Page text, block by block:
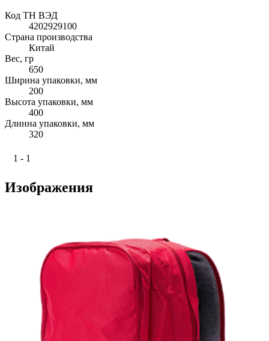
Код ТН ВЭД
4202929100
Страна производства
Китай
Вес, гр
650
Ширина упаковки, мм
200
Высота упаковки, мм
400
Длинна упаковки, мм
320
1 - 1
Изображения